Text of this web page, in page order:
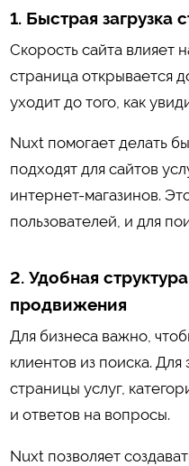
1. Быстрая загрузка
Скорость сайта влияет
страница открывается
уходит до того, как
Nuxt помогает делать
подходят для сайтов
интернет-магазинов.
пользователей, и для
2. Удобная
продвижения
Для бизнеса важно,
клиентов из поиска.
страницы услуг,
и ответов на вопросы.
Nuxt позволяет